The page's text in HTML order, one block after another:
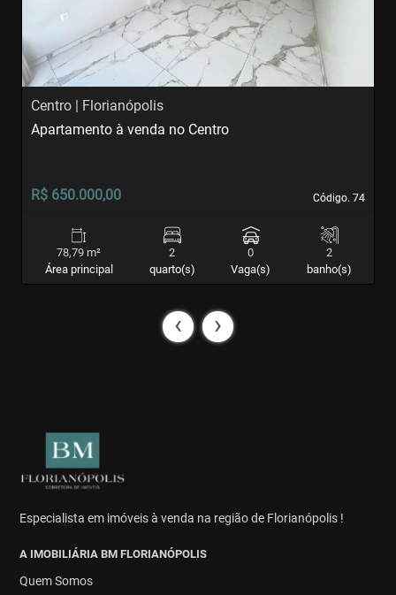
Centro | Florianópolis
Código. 74
Código. 74
Apartamento à venda no Centro
R$ 650.000,00
78,79 m²
Área principal
2
quarto(s)
0
Vaga(s)
2
banho(s)
‹ ›
Especialista em imóveis à venda na região de Florianópolis !
A IMOBILIÁRIA BM FLORIANÓPOLIS
Quem Somos